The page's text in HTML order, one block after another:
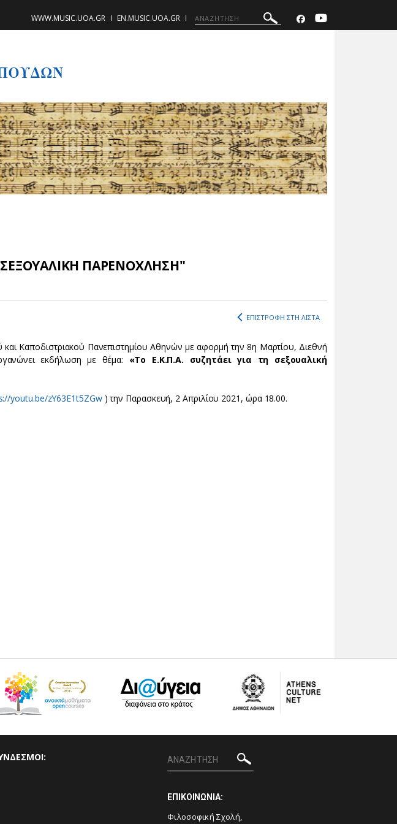
WWW.MUSIC.UOA.GR EN.MUSIC.UOA.GR
ΣΕΞΟΥΑΛΙΚΗ ΠΑΡΕΝΟΧΛΗΣΗ"
ΕΠΙΣΤΡΟΦΗ ΣΤΗ ΛΙΣΤΑ
Καποδιστριακού Πανεπιστημίου Αθηνών με αφορμή την 8η Μαρτίου, Διεθνή
εκδήλωση με θέμα: «Το Ε.Κ.Π.Α. συζητάει για τη σεξουαλική
youtu.be/zY63E1t5ZGw) την Παρασκευή, 2 Απριλίου 2021, ώρα 18.00.
ΕΠΙΚΟΙΝΩΝΙΑ:
Φιλοσοφική Σχολή,